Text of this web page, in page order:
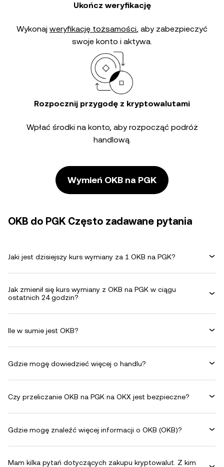
Ukończ weryfikację
Wykonaj weryfikację tożsamości, aby zabezpieczyć
swoje konto i aktywa.
Rozpocznij przygodę z kryptowalutami
Wpłać środki na konto, aby rozpocząć podróż
handlową.
Wymień OKB na PGK
OKB do PGK Często zadawane pytania
Jaki jest dzisiejszy kurs wymiany za 1 OKB na PGK?
Jak zmienił się kurs wymiany z OKB na PGK w ciągu
ostatnich 24 godzin?
Ile w sumie jest OKB?
Gdzie mogę dowiedzieć więcej o handlu?
Czy przeliczanie OKB na PGK na OKX jest bezpieczne?
Gdzie mogę znaleźć więcej informacji o OKB (OKB)?
Mam kilka pytań dotyczących zakupu kryptowalut. Z kim